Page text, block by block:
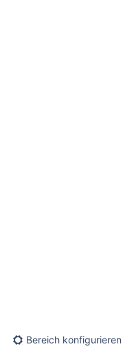
Bereich konfigurieren